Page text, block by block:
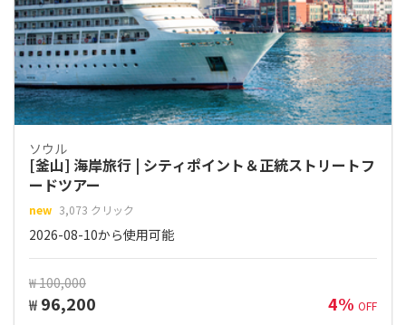
ソウル
[釜山] 海岸旅行 | シティポイント＆正統ストリートフ
ードツアー
new 3,073 クリック
2026-08-10から使用可能
₩ 100,000
₩ 96,200 4% OFF